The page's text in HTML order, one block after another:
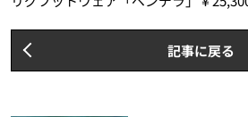
記事に戻る